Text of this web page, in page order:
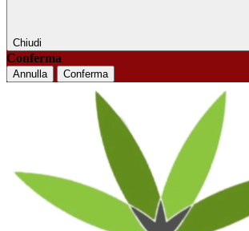
Chiudi
Conferma
Annulla Conferma